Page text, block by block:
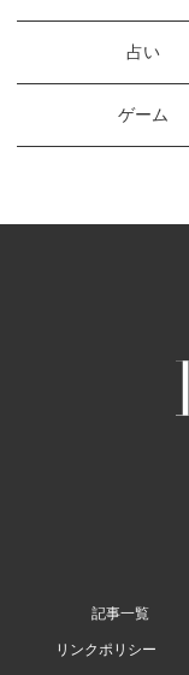
占い
ゲーム
記事一覧
リンクポリシー